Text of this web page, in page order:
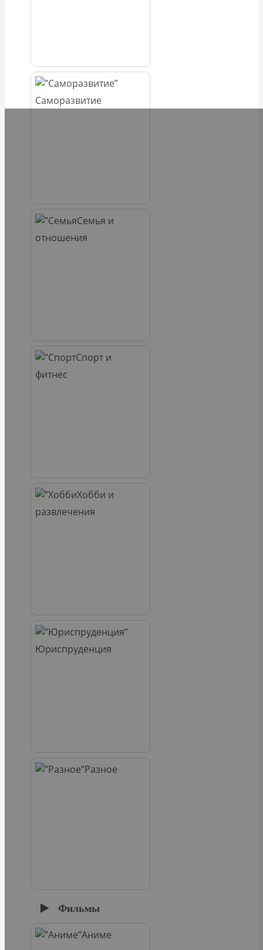
Саморазвитие
Семья и
отношения
Спорт и
фитнес
Хобби и
развлечения
Юриспруденция
Разное
Фильмы
Аниме